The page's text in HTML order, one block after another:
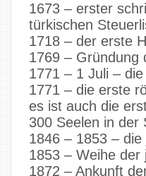
1673 – erster
türkischen
1718 – der erste
1769 – Gründung
1771 – 1 Juli –
1771 – die erste
es ist auch die
300 Seelen in der
1846 – 1853 –
1853 – Weihe der
1872 – Ankunft